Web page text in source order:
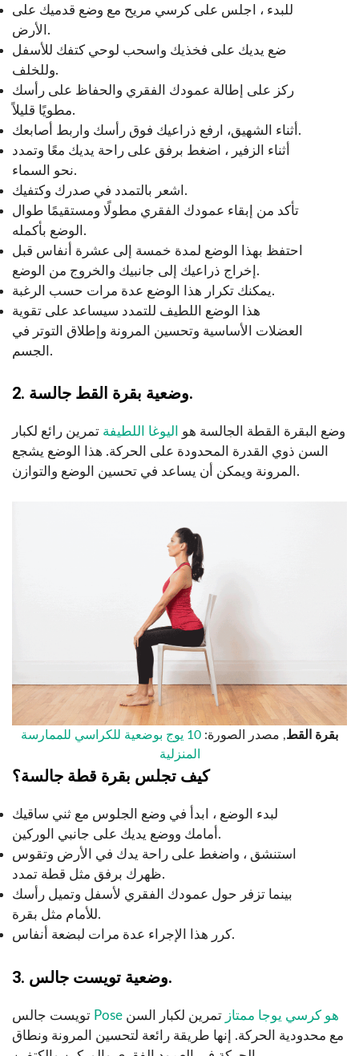
للبدء ، اجلس على كرسي مريح مع وضع قدميك على
الأرض.
ضع يديك على فخذيك واسحب لوحي كتفك للأسفل
وللخلف.
ركز على إطالة عمودك الفقري والحفاظ على رأسك
مطويًا قليلاً.
أثناء الشهيق، ارفع ذراعيك فوق رأسك واربط أصابعك.
أثناء الزفير ، اضغط برفق على راحة يديك معًا وتمدد
نحو السماء.
اشعر بالتمدد في صدرك وكتفيك.
تأكد من إبقاء عمودك الفقري مطولًا ومستقيمًا طوال
الوضع بأكمله.
احتفظ بهذا الوضع لمدة خمسة إلى عشرة أنفاس قبل
إخراج ذراعيك إلى جانبيك والخروج من الوضع.
يمكنك تكرار هذا الوضع عدة مرات حسب الرغبة.
هذا الوضع اللطيف للتمدد سيساعد على تقوية
العضلات الأساسية وتحسين المرونة وإطلاق التوتر في
الجسم.
2. وضعية بقرة القط جالسة.
وضع البقرة القطة الجالسة هو اليوغا اللطيفة تمرين رائع لكبار
السن ذوي القدرة المحدودة على الحركة. هذا الوضع يشجع
المرونة ويمكن أن يساعد في تحسين الوضع والتوازن.
بقرة القط, مصدر الصورة:
10 يوج بوضعية للكراسي للممارسة
المنزلية
كيف تجلس بقرة قطة جالسة؟
لبدء الوضع ، ابدأ في وضع الجلوس مع ثني ساقيك
أمامك ووضع يديك على جانبي الوركين.
استنشق ، واضغط على راحة يدك في الأرض وتقوس
ظهرك برفق مثل قطة تمدد.
بينما تزفر حول عمودك الفقري لأسفل وتميل رأسك
للأمام مثل بقرة.
كرر هذا الإجراء عدة مرات لبضعة أنفاس.
3. وضعية تويست جالس.
Pose هو كرسي يوجا ممتاز تمرين لكبار السن
مع محدودية الحركة. إنها طريقة رائعة لتحسين المرونة ونطاق